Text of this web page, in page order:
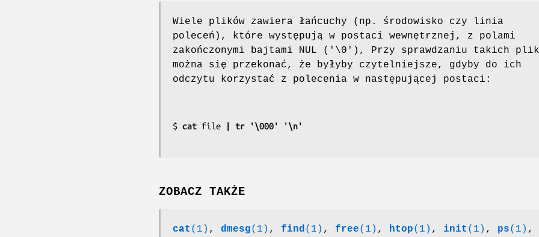
Wiele plików zawiera łańcuchy (np. środowisko czy linia
poleceń), które występują w postaci wewnętrznej, z polami
zakończonymi bajtami NUL ('\0'), Przy sprawdzaniu takich
można się przekonać, że byłyby czytelniejsze, gdyby do ich
odczytu korzystać z polecenia w następującej postaci:
$ cat file | tr '\000' '\n'
ZOBACZ TAKŻE
cat (1) , dmesg(1) , find(1) , free(1) , htop(1) , init (1) , ps(1) ,